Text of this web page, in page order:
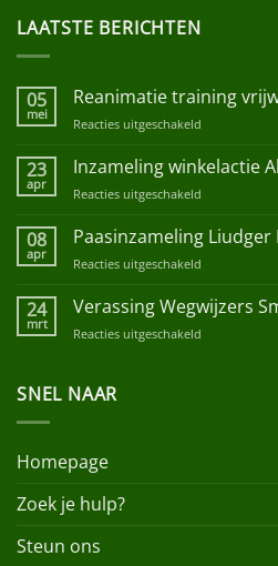
LAATSTE BERICHTEN
05
mei
Reanimatie training
Reacties uitgeschakeld
training
23
apr
Inzameling winkelactie
Reacties uitgeschakeld
winkelactie
Albert
08
apr
Paasinzameling Liudger
Reacties uitgeschakeld
Liudger
Raai
24
mrt
Verassing Wegwijzers
Reacties uitgeschakeld
SNEL NAAR
Homepage
Zoek je hulp?
Steun ons